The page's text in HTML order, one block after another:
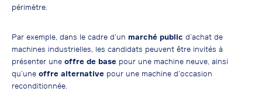
périmètre.
Par exemple, dans le cadre d’un marché public d’achat de
machines industrielles, les candidats peuvent être invités à
présenter une offre de base pour une machine neuve, ainsi
qu’une offre alternative pour une machine d’occasion
reconditionnée.